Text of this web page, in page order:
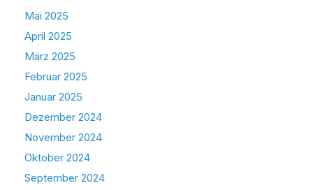
Mai 2025
April 2025
März 2025
Februar 2025
Januar 2025
Dezember 2024
November 2024
Oktober 2024
September 2024